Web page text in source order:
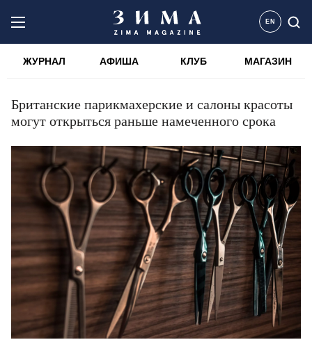
EN
ЖУРНАЛ АФИША КЛУБ МАГАЗИН
Британские парикмахерские и салоны красоты
могут открыться раньше намеченного срока